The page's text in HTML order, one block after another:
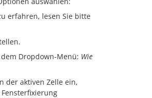
erfahren, lesen Sie bitte
Dropdown-Menü: Wie
der aktiven Zelle ein,